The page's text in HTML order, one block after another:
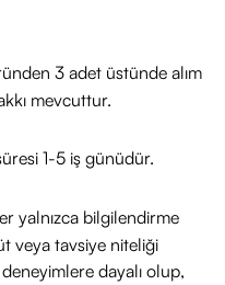
3 adet üstünde alım
mevcuttur.
1-5 iş günüdür.
yalnızca bilgilendirme
veya tavsiye niteliği
dayalı olup,